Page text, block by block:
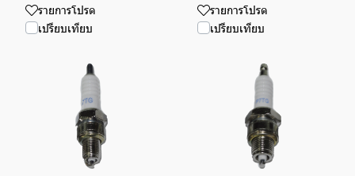
รายการโปรด
เปรียบเทียบ
รายการโปรด
เปรียบเทียบ